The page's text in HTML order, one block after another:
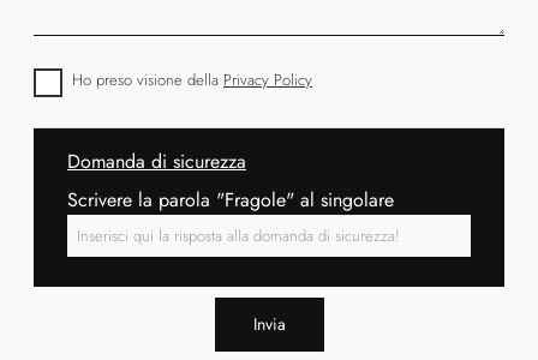
Ho preso visione della Privacy Policy
Domanda di sicurezza
Scrivere la parola "Fragole" al singolare
Invia